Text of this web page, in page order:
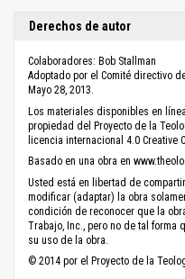
Derechos de autor
Colaboradores: Bob Stallman
Adoptado por el Comité directivo
Mayo 28, 2013.
Los materiales disponibles en
propiedad del Proyecto de la
licencia internacional 4.0 Creative
Basado en una obra en
Usted está en libertad de
modificar (adaptar) la obra
condición de reconocer que la
Trabajo, Inc., pero no de tal forma
su uso de la obra.
© 2014 por el Proyecto de la